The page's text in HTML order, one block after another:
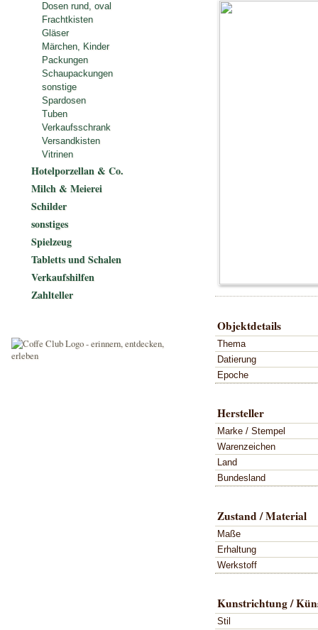
Objektdetails
Thema
Datierung
Epoche
Hersteller
Marke / Stempel
Warenzeichen
Land
Bundesland
Zustand / Material
Maße
Erhaltung
Werkstoff
Kunstrichtung /
Stil
Dosen rund, oval
Frachtkisten
Gläser
Märchen, Kinder
Packungen
Schaupackungen
sonstige
Spardosen
Tuben
Verkaufsschrank
Versandkisten
Vitrinen
Hotelporzellan & Co.
Milch & Meierei
Schilder
sonstiges
Spielzeug
Tabletts und Schalen
Verkaufshilfen
Zahlteller